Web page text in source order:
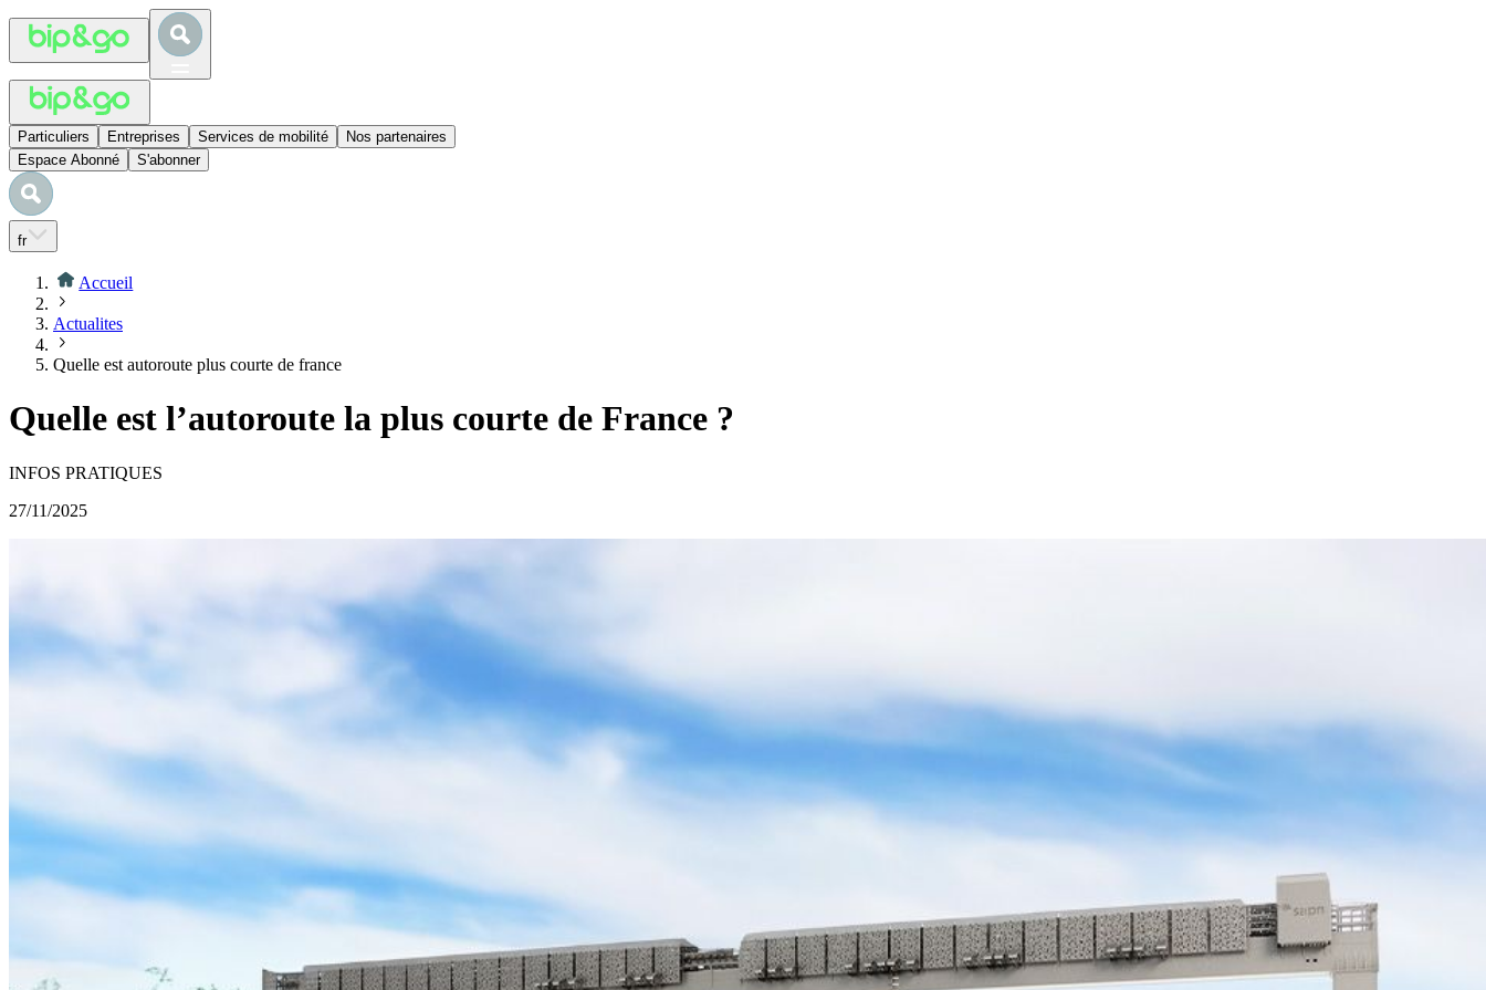
Particuliers Entreprises Services de mobilité
Nos partenaires
Espace Abonné
S'abonner
fr
Accueil
Actualites
Quelle est autoroute plus courte de france
Quelle est l’autoroute la plus courte de France ?
INFOS PRATIQUES
27/11/2025